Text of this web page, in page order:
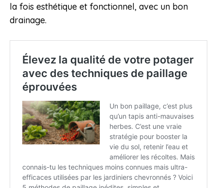
la fois esthétique et fonctionnel, avec un bon
drainage.